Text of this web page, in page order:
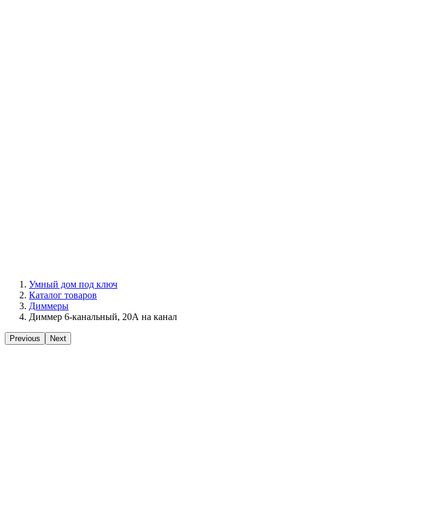
Умный дом под ключ
Каталог товаров
Диммеры
Диммер 6-канальный, 20А на канал
Previous Next